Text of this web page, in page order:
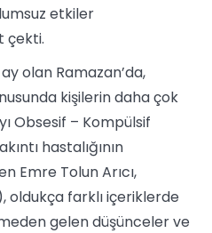
etkiler
çekti.
olan Ramazan’da,
kişilerin daha çok
Obsesif – Kompülsif
hastalığının
Emre Tolun Arıcı,
oldukça farklı içeriklerde
gelen düşünceler ve